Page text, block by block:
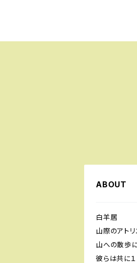
ABOUT
白羊居
山際のアト
山への散歩
彼らは共に１